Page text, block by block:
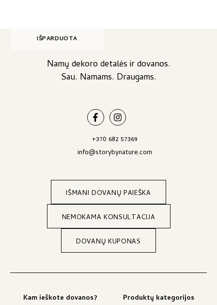
IŠPARDUOTA
Namų dekoro detalės ir dovanos.
Sau. Namams. Draugams.
+370 682 57369
info@storybynature.com
IŠMANI DOVANŲ PAIEŠKA
NEMOKAMA KONSULTACIJA
DOVANŲ KUPONAS
Kam ieškote dovanos?
Produktų kategorijos